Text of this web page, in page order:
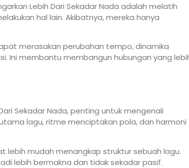
Lebih Dari Sekadar Nada adalah melatih
hal lain. Akibatnya, mereka hanya
merasakan perubahan tempo, dinamika
Ini membantu membangun hubungan yang
Sekadar Nada, penting untuk mengenali
lagu, ritme menciptakan pola, dan harmoni
lebih mudah menangkap struktur sebuah lagu.
lebih bermakna dan tidak sekadar pasif.